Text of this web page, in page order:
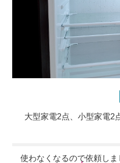
大型家電2点、小型家電2
使わなくなるので依頼しま